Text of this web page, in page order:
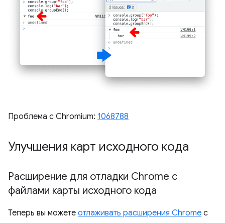
Проблема с Chromium: 1068788
Улучшения карт исходного кода
Расширение для отладки Chrome с
файлами карты исходного кода
Теперь вы можете отлаживать расширения Chrome с